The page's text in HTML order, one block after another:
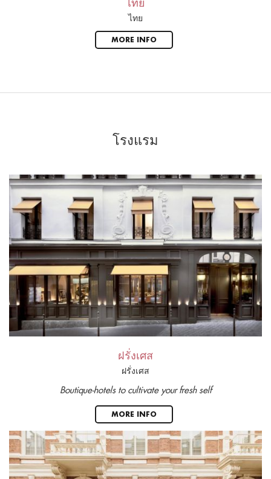
ไทย
ไทย
MORE INFO
โรงแรม
ฝรั่งเศส
ฝรั่งเศส
Boutique-hotels to cultivate your fresh self
MORE INFO